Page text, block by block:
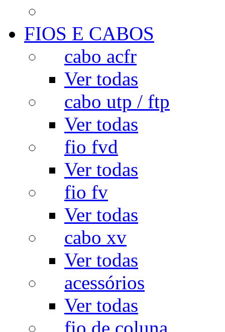
FIOS E CABOS
cabo acfr
Ver todas
cabo utp / ftp
Ver todas
fio fvd
Ver todas
fio fv
Ver todas
cabo xv
Ver todas
acessórios
Ver todas